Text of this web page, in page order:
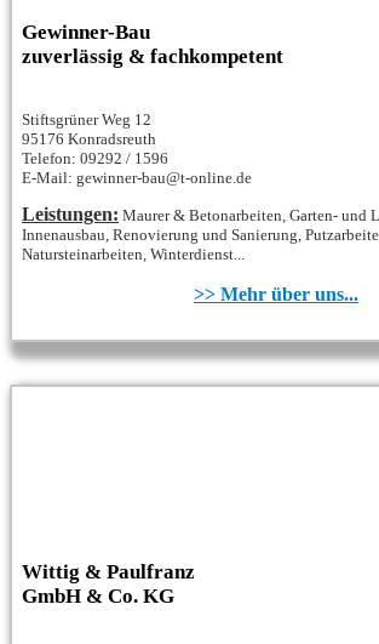
Gewinner-Bau
zuverlässig & fachkompetent
Stiftsgrüner Weg 12
95176 Konradsreuth
Telefon: 09292 / 1596
E-Mail: gewinner-bau@t-online.de
Leistungen: Maurer & Betonarbeiten, Garten- und
Innenausbau, Renovierung und Sanierung,
Natursteinarbeiten, Winterdienst...
>> Mehr über uns...
Wittig & Paulfranz
GmbH & Co. KG